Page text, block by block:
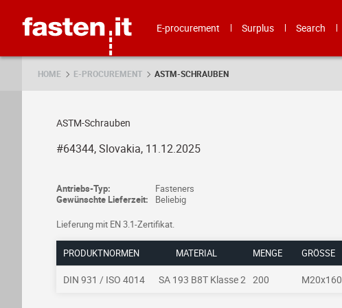
E-procurement Surplus Search
HOME E-PROCUREMENT ASTM-SCHRAUBEN
ASTM-Schrauben
#64344, Slovakia, 11.12.2025
Antriebs-Typ:
Fasteners
Gewünschte Lieferzeit:
Beliebig
Lieferung mit EN 3.1-Zertifikat.
PRODUKTNORMEN MATERIAL MENGE GRÖSSE
DIN 931 / ISO 4014 SA 193 B8T Klasse 2 200 M20x160